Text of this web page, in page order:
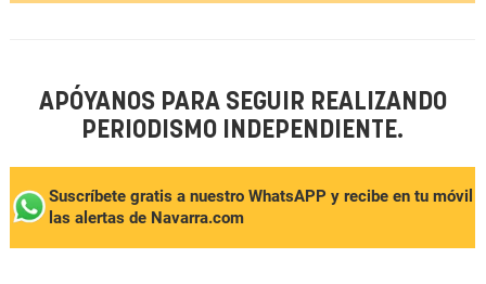
APÓYANOS PARA SEGUIR REALIZANDO
PERIODISMO INDEPENDIENTE.
Suscríbete gratis a nuestro WhatsAPP y recibe en tu móvil
las alertas de Navarra.com